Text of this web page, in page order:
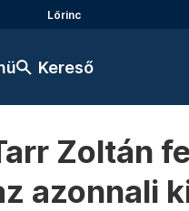
Lőrinc
Kereső
Zoltán
azonnali